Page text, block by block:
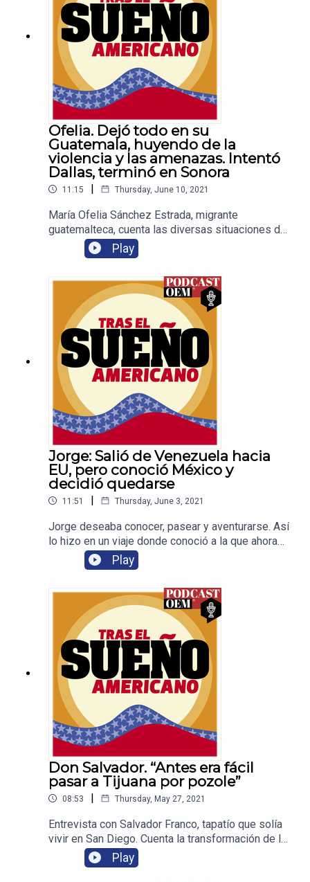
Ofelia. Dejó todo en su
Guatemala, huyendo de la
violencia y las amenazas. Intentó
Dallas, terminó en Sonora
11:15 | Thursday, June 10, 2021
María Ofelia Sánchez Estrada, migrante
guatemalteca, cuenta las diversas situaciones de
hostigamiento que vivió en su lugar de origen.
Huyó para proteger a su familia, pero al llegar a
Estados Unidos, las cosas no fueron
mejores. Ahora está en San Juan Río Colorado,
esperando a reunirse con su familia.
Play
Jorge: Salió de Venezuela hacia
EU, pero conoció México y
decidió quedarse
11:51 | Thursday, June 3, 2021
Jorge deseaba conocer, pasear y aventurarse. Así
lo hizo en un viaje donde conoció a la que ahora
es su esposa. Sopesando lo más conveniente
para su familia, decidieron quedarse en el norte
de México. Escucha sus razones en esta entrega.
Play
Don Salvador. “Antes era fácil
pasar a Tijuana por pozole”
08:53 | Thursday, May 27, 2021
Entrevista con Salvador Franco, tapatío que solía
vivir en San Diego. Cuenta la transformación de la
frontera, el cambio en la seguridad tanto por las
autoridades como del crimen organizado.
Play